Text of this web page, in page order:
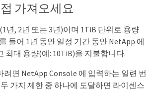
가져오세요
년, 2년 또는 3년)이며 1TiB 단위로 용량
들어 1년 동안 일정 기간 동안 NetApp 에
최대 용량(예: 10TiB)을 지불합니다.
면 NetApp Console 에 입력하는 일련 번
가지 제한 중 하나에 도달하면 라이센스